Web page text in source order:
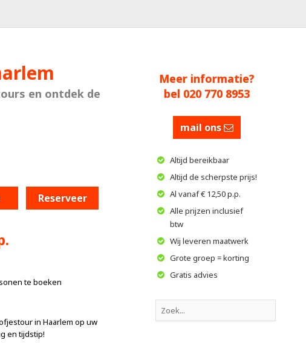
en ontdek de
Reserveer
te boeken
in Haarlem op uw
en tijdstip!
Meer informatie?
bel 020 770 8953
mail ons
Altijd bereikbaar
Altijd de scherpste prijs!
Al vanaf € 12,50 p.p.
Alle prijzen inclusief
btw
Wij leveren maatwerk
Grote groep = korting
Gratis advies